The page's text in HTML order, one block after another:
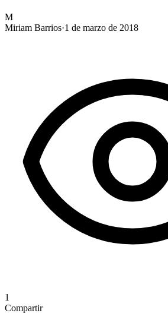
M
Miriam Barrios·1 de marzo de 2018
1
Compartir